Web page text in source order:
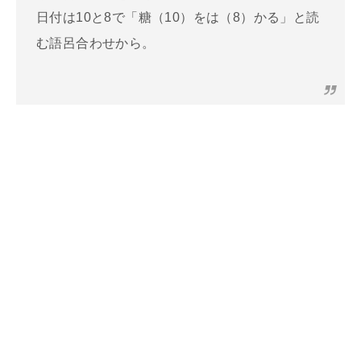
日付は10と8で「糖（10）をは（8）かる」と読
む語呂合わせから。